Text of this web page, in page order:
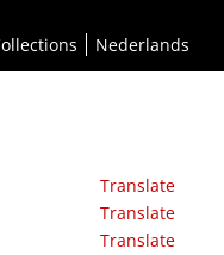
Nederlands
Translate
Translate
Translate